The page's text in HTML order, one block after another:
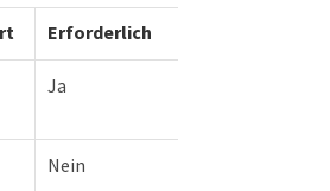
Erforderlich
Ja
Nein